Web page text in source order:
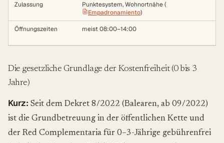
Zulassung
Punktesystem, Wohnortnähe (
Empadronamiento)
Öffnungszeiten meist 08:00–14:00
Die gesetzliche Grundlage der Kostenfreiheit (0 bis 3
Jahre)
Kurz: Seit dem Dekret 8/2022 (Balearen, ab 09/2022)
ist die Grundbetreuung in der öffentlichen Kette und
der Red Complementaria für 0–3-Jährige gebührenfrei